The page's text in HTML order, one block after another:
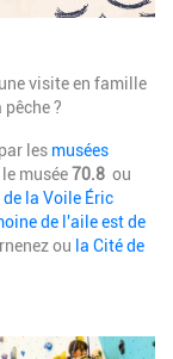
visite en famille
?
les musées
, le musée70.8 ou
de la Voile Éric
de l'aile est de
ou la Cité de